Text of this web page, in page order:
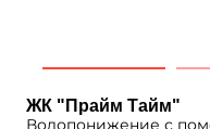
ЖК "Прайм Тайм"
Водопонижение с